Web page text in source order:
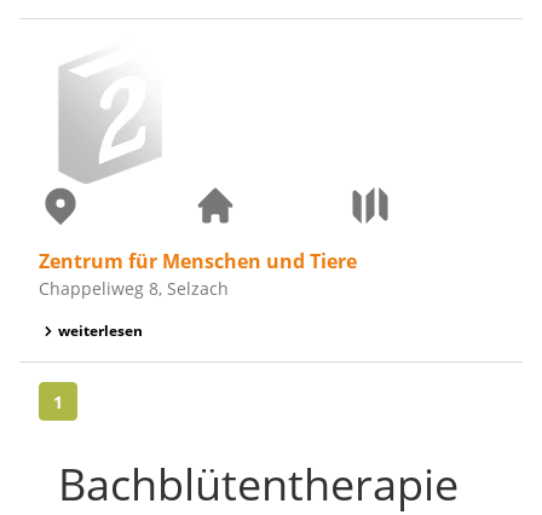
Zentrum für Menschen und Tiere
Chappeliweg 8, Selzach
weiterlesen
1
Bachblütentherapie